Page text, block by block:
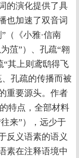
的演化提供了具
也加速了双音词
（《小雅·信南
菹”）、孔疏“翱
“其上则鸢鸱得飞
孔疏的传播而被
重要源头。作者
特点，全部材料
来”），远少于
反义语素的语义
素在注释语境中